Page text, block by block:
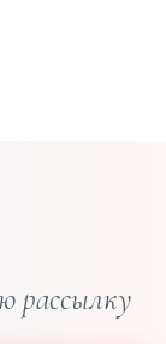
рассылку